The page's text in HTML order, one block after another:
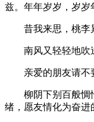
兹。年年岁岁，岁岁
昔我来思，桃李累
南风又轻轻地吹送
亲爱的朋友请不要
柳阴下别百般惆怅
绪，愿友情化为奋进